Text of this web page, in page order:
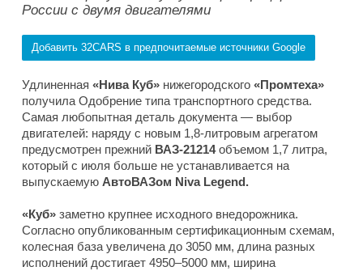
России с двумя двигателями
Добавить 32CARS в предпочитаемые источники Google
Удлиненная «Нива Куб» нижегородского «Промтеха»
получила Одобрение типа транспортного средства.
Самая любопытная деталь документа — выбор
двигателей: наряду с новым 1,8-литровым агрегатом
предусмотрен прежний ВАЗ-21214объемом 1,7 литра,
который с июля больше не устанавливается на
выпускаемую АвтоВАЗом Niva Legend.
«Куб» заметно крупнее исходного внедорожника.
Согласно опубликованным сертификационным схемам,
колесная база увеличена до 3050 мм, длина разных
исполнений достигает 4950–5000 мм, ширина